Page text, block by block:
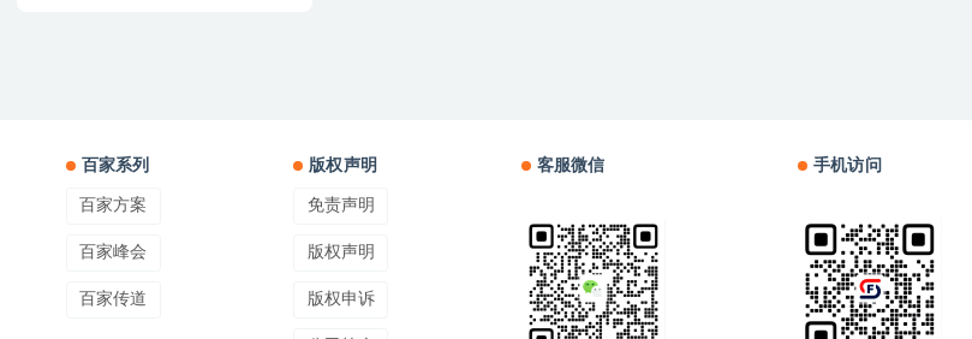
百家系列
百家方案
百家峰会
百家传道
版权声明
免责声明
版权声明
版权申诉
客服微信 手机访问